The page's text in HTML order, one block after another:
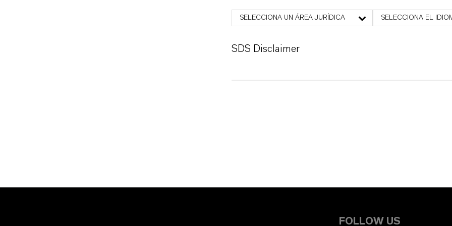
SELECCIONA UN ÁREA JURÍDICA SELECCIONA EL
SDS Disclaimer
FOLLOW US